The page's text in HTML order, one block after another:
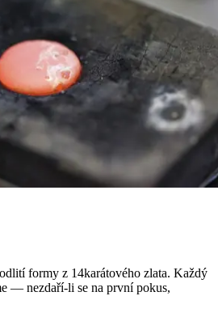
formy z 14karátového zlata. Každý
— nezdaří-li se na první pokus,